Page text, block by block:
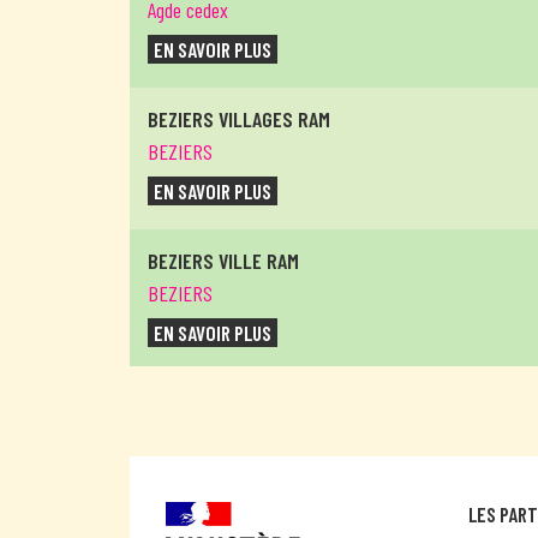
Agde cedex
EN SAVOIR PLUS
BEZIERS VILLAGES RAM
BEZIERS
EN SAVOIR PLUS
BEZIERS VILLE RAM
BEZIERS
EN SAVOIR PLUS
LES